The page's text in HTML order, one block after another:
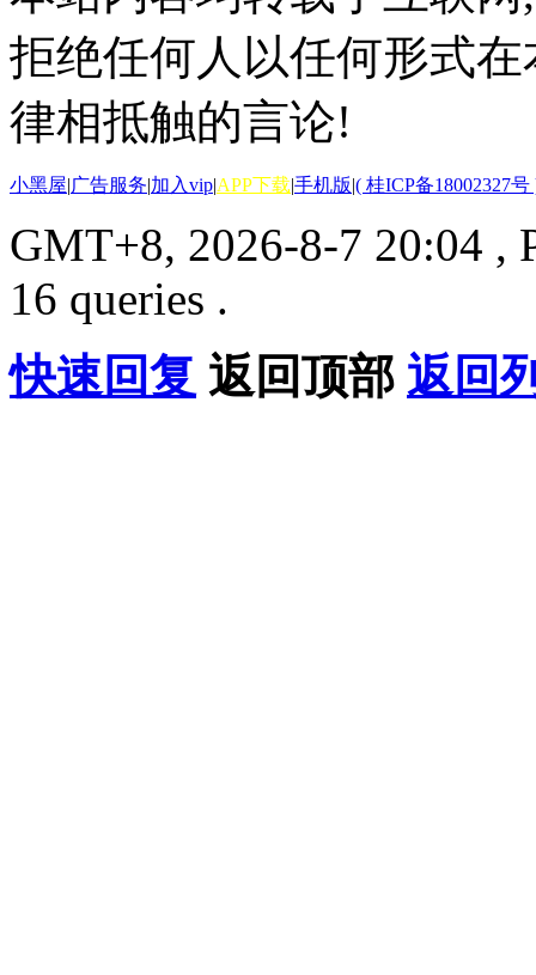
拒绝任何人以任何形式
律相抵触的言论!
小黑屋|广告服务|加入vip|APP下载|手机版|( 桂ICP备18002327号
GMT+8, 2026-8-7 20:04 ,
16 queries .
快速回复 返回顶部 返回